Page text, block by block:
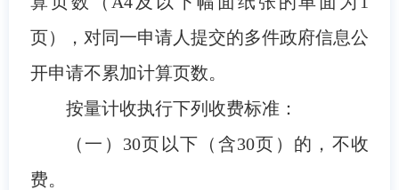
页），对同一申请人提交的多件政府信息公
开申请不累加计算页数。
按量计收执行下列收费标准：
（一）30页以下（含30页）的，不收
费。